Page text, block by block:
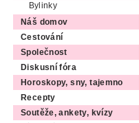
Bylinky
Náš domov
Cestování
Společnost
Diskusní fóra
Horoskopy, sny, tajemno
Recepty
Soutěže, ankety, kvízy